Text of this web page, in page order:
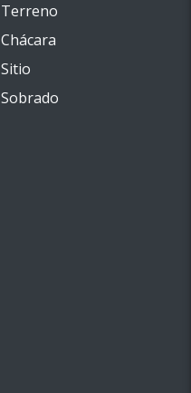
Terreno
Chácara
Sitio
Sobrado